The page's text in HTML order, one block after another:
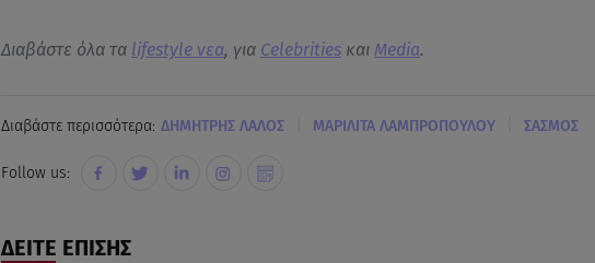
Διαβάστε όλα τα lifestyle νεα, για Celebritiesκαι Media.
Διαβάστε περισσότερα: ΔΗΜΗΤΡΗΣ ΛΑΛΟΣ ΜΑΡΙΛΙΤΑ ΛΑΜΠΡΟΠΟΥΛΟΥ ΣΑΣΜΟΣ
Follow us:
ΔΕΙΤΕ ΕΠΙΣΗΣ